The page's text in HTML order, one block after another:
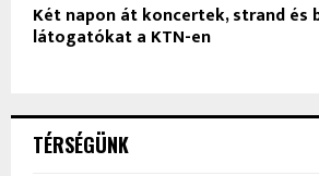
Két napon át koncertek, strand és
látogatókat a KTN-en
TÉRSÉGÜNK